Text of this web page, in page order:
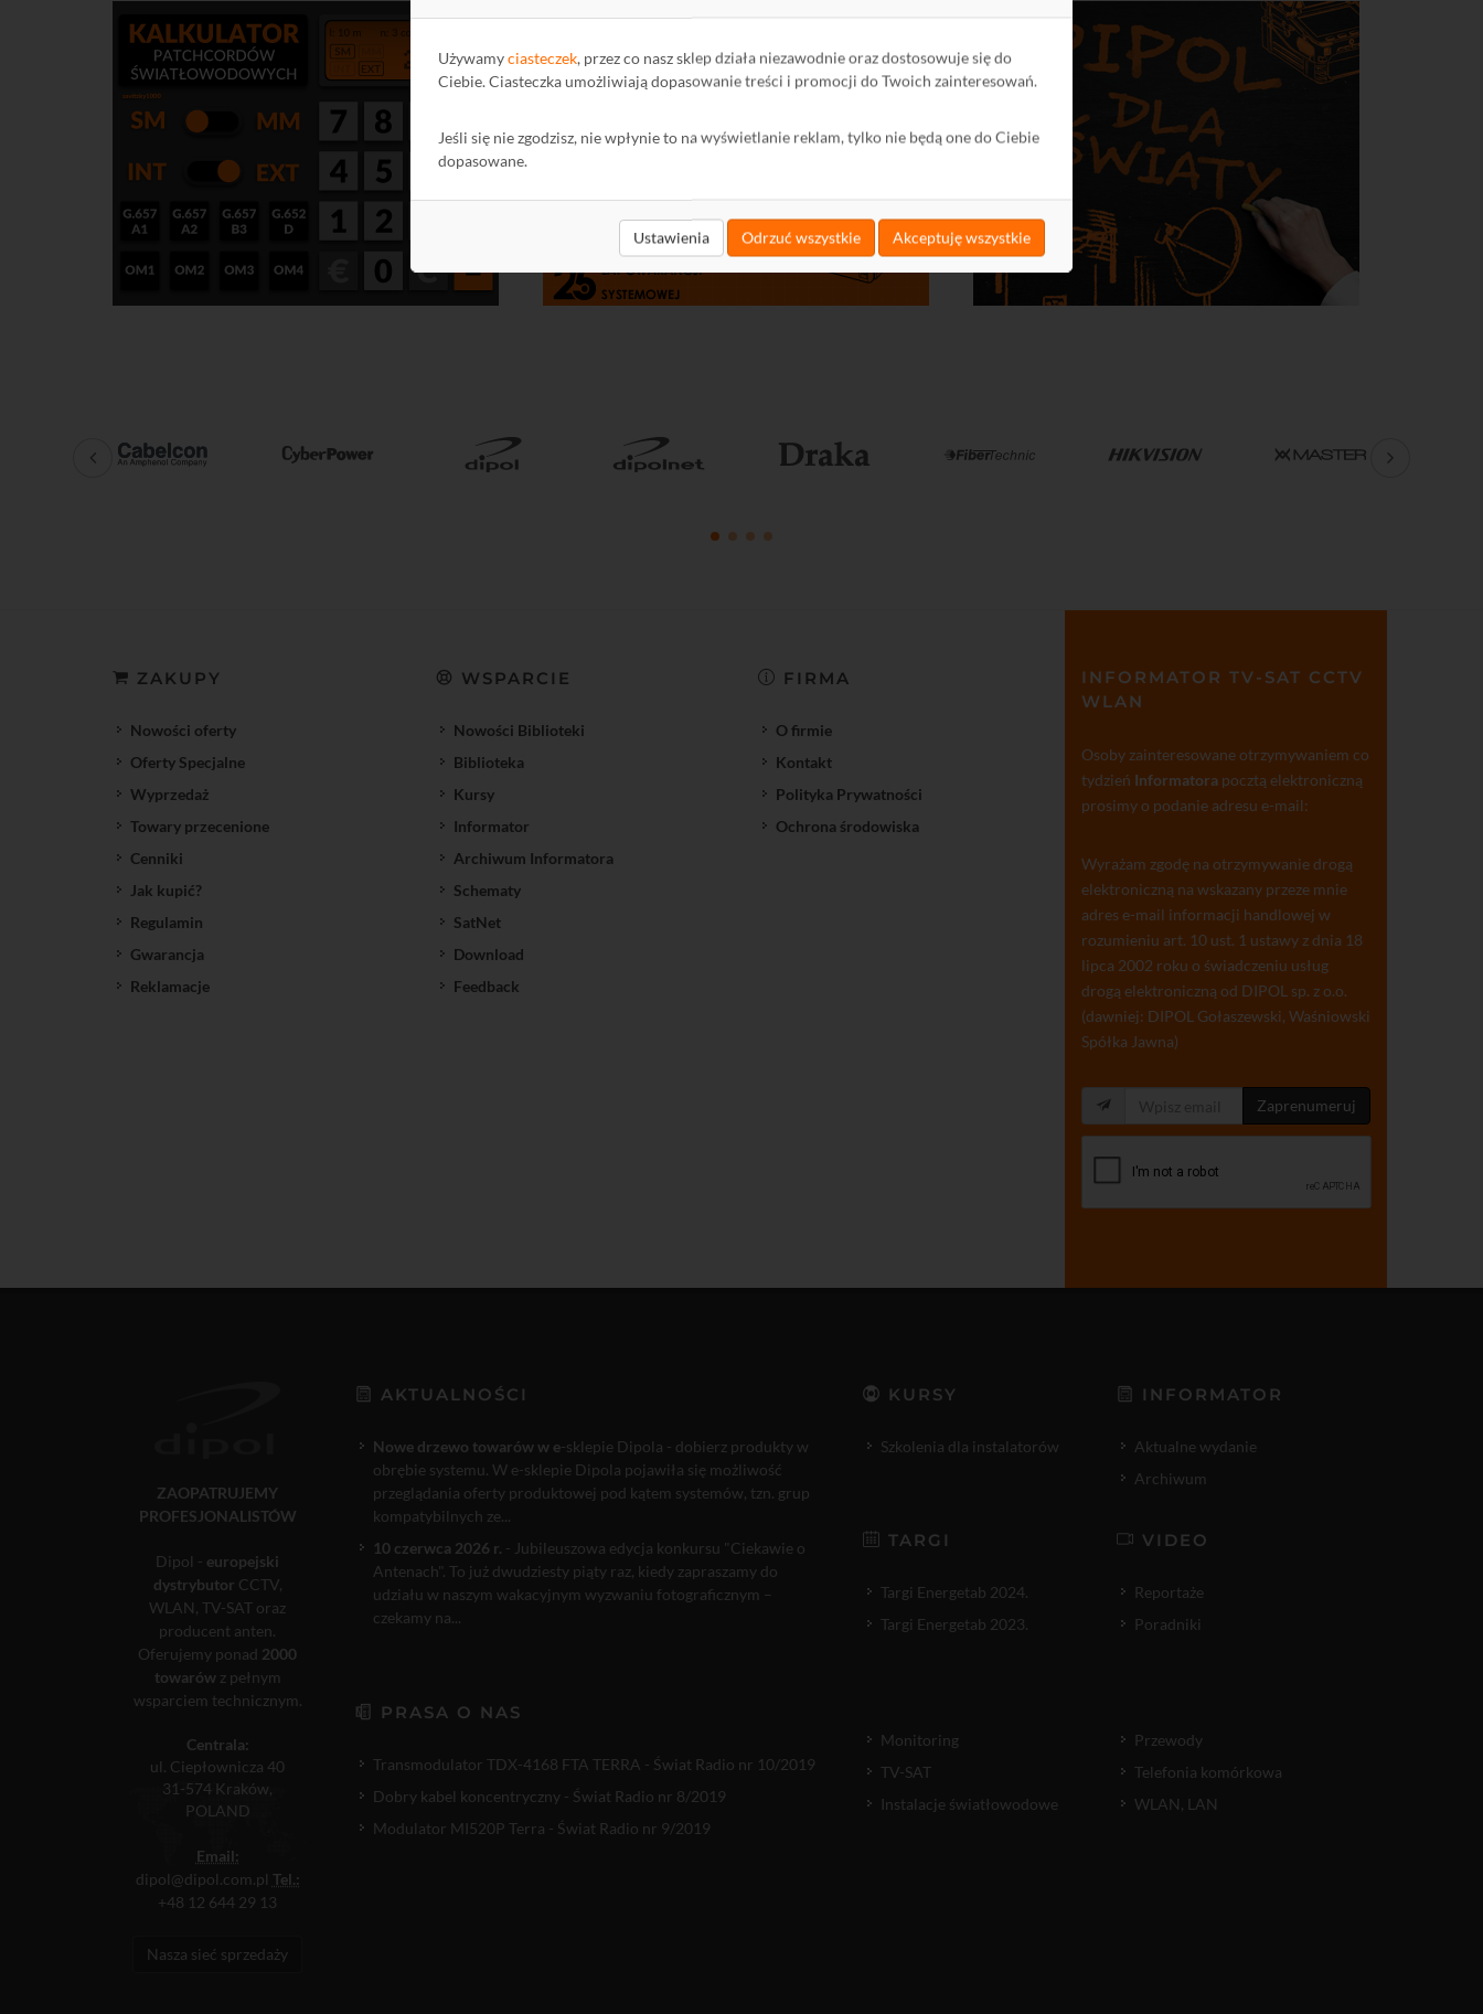
Używamyciasteczek, przez co nasz sklep działa niezawodnie oraz dostosowuje się do
Ciebie. Ciasteczka umożliwiają dopasowanie treści i promocji do Twoich zainteresowań.
Jeśli się nie zgodzisz, nie wpłynie to na wyświetlanie reklam, tylko nie będą one do Ciebie
dopasowane.
Ustawienia Odrzuć wszystkie Akceptuję wszystkie
ZAKUPY
Nowości oferty
Oferty Specjalne
Wyprzedaż
Towary przecenione
Cenniki
Jak kupić?
Regulamin
Gwarancja
Reklamacje
WSPARCIE
Nowości Biblioteki
Biblioteka
Kursy
Informator
Archiwum Informatora
Schematy
SatNet
Download
Feedback
FIRMA
O firmie
Kontakt
Polityka Prywatności
Ochrona środowiska
INFORMATOR TV-SAT CCTV
WLAN
Osoby zainteresowane otrzymywaniem co
tydzień Informatorapocztą elektroniczną
prosimy o podanie adresu e-mail:
Wyrażam zgodę na otrzymywanie drogą
elektroniczną na wskazany przeze mnie
adres e-mail informacji handlowej w
rozumieniu art. 10 ust. 1 ustawy z dnia 18
lipca 2002 roku o świadczeniu usług
drogą elektroniczną od DIPOL sp. z o.o.
(dawniej: DIPOL Gołaszewski, Waśniowski
Spółka Jawna)
Zaprenumeruj
ZAOPATRUJEMY
PROFESJONALISTÓW
Dipol - europejski
dystrybutor CCTV,
WLAN, TV-SAT oraz
producent anten.
Oferujemy ponad 2000
towarówz pełnym
wsparciem technicznym.
Centrala:
ul. Ciepłownicza 40
31-574 Kraków,
POLAND
Email:
dipol@dipol.com.pl Tel.:
+48 12 644 29 13
Nasza sieć sprzedaży
AKTUALNOŚCI
Nowe drzewo towarów w e-sklepie Dipola - dobierz produkty w
obrębie systemu. W e-sklepie Dipola pojawiła się możliwość
przeglądania oferty produktowej pod kątem systemów, tzn. grup
kompatybilnych ze...
10 czerwca 2026 r. - Jubileuszowa edycja konkursu "Ciekawie o
Antenach". To już dwudziesty piąty raz, kiedy zapraszamy do
udziału w naszym wakacyjnym wyzwaniu fotograficznym –
czekamy na...
PRASA O NAS
Transmodulator TDX-4168 FTA TERRA - Świat Radio nr 10/2019
Dobry kabel koncentryczny - Świat Radio nr 8/2019
Modulator MI520P Terra - Świat Radio nr 9/2019
KURSY
Szkolenia dla instalatorów
TARGI
Targi Energetab 2024.
Targi Energetab 2023.
INFORMATOR
Aktualne wydanie
Archiwum
VIDEO
Reportaże
Poradniki
Monitoring
TV-SAT
Instalacje światłowodowe
Przewody
Telefonia komórkowa
WLAN, LAN